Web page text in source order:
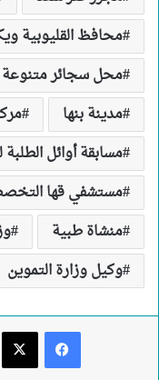
محافظ القليوبية
محل سجائر متنوعة
مدينة بنها
مسابقة أوائل الطلبة
مستشفي قها
منشاة طبية
وكيل وزارة التموين